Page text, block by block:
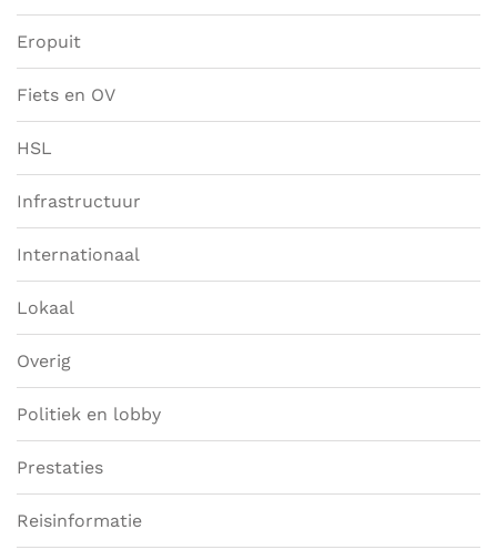
Eropuit
Fiets en OV
HSL
Infrastructuur
Internationaal
Lokaal
Overig
Politiek en lobby
Prestaties
Reisinformatie